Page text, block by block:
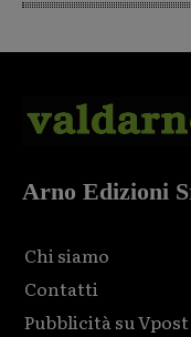
Arno Edizioni
Chi siamo
Contatti
Pubblicità su Vpost